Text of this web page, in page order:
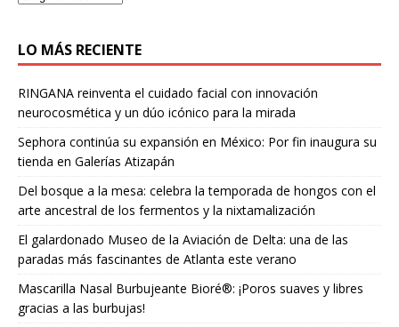
LO MÁS RECIENTE
RINGANA reinventa el cuidado facial con innovación
neurocosmética y un dúo icónico para la mirada
Sephora continúa su expansión en México: Por fin inaugura su
tienda en Galerías Atizapán
Del bosque a la mesa: celebra la temporada de hongos con el
arte ancestral de los fermentos y la nixtamalización
El galardonado Museo de la Aviación de Delta: una de las
paradas más fascinantes de Atlanta este verano
Mascarilla Nasal Burbujeante Bioré®: ¡Poros suaves y libres
gracias a las burbujas!